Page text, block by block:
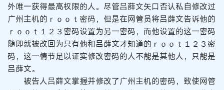
外唯一获得最高权限的人。尽管吕薛文矢口否认私自修改过
广州主机的ｒｏｏｔ密码，但是在网管员将吕薛文告诉他的
ｒｏｏｔ１２３密码设置为另一密码，而他设置的这一密码
随即就被改回为只有他和吕薛文才知道的ｒｏｏｔ１２３密
码，这一情节足以证实修改密码的人不能是其他人，只能是
吕薛文。
被告人吕薛文掌握并修改了广州主机的密码，致使网管